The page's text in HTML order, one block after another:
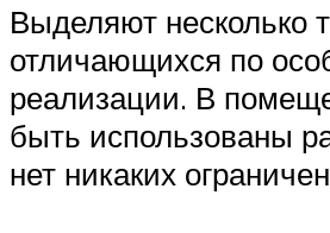
Выделяют несколько
отличающихся по
реализации. В
быть использованы
нет никаких